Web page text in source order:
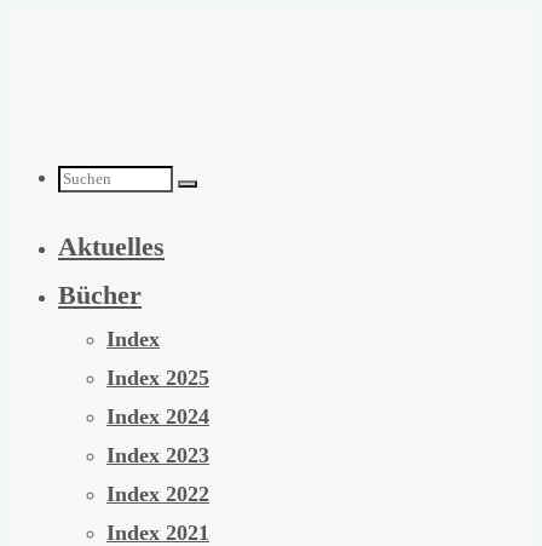
Suchen
nach:
Aktuelles
Bücher
Index
Index 2025
Index 2024
Index 2023
Index 2022
Index 2021